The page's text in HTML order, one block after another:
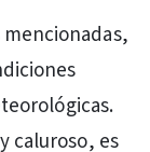
caluroso, es